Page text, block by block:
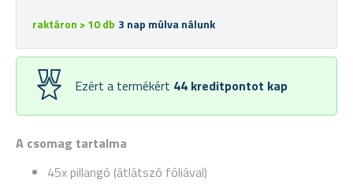
A csomag tartalma
45x pillangó (átlátszó fóliával)
raktáron > 10 db 3 nap múlva nálunk
Ezért a termékért 44 kreditpontot kap